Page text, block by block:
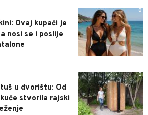
0
Ovaj kupaći je
nosi se i poslije
0
u dvorištu: Od
stvorila rajski